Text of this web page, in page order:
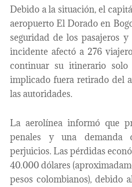
Debido a la situación, el
aeropuerto El Dorado en
seguridad de los pasajeros
incidente afectó a 276
continuar su itinerario
implicado fuera retirado del
las autoridades.
La aerolínea informó que
penales y una
perjuicios. Las pérdidas
40.000 dólares
pesos colombianos), debido